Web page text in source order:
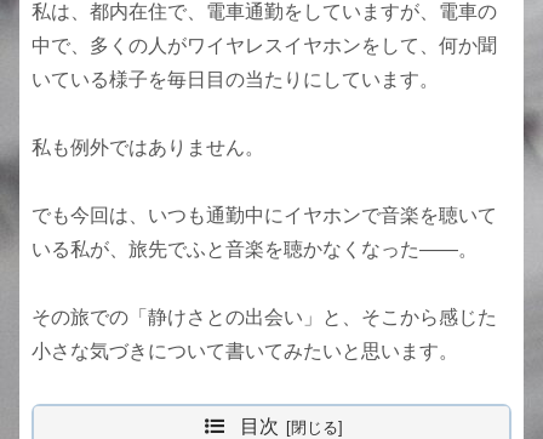
私は、都内在住で、電車通勤をしていますが、電車の
中で、多くの人がワイヤレスイヤホンをして、何か聞
いている様子を毎日目の当たりにしています。
私も例外ではありません。
でも今回は、いつも通勤中にイヤホンで音楽を聴いて
いる私が、旅先でふと音楽を聴かなくなった——。
その旅での「静けさとの出会い」と、そこから感じた
小さな気づきについて書いてみたいと思います。
目次